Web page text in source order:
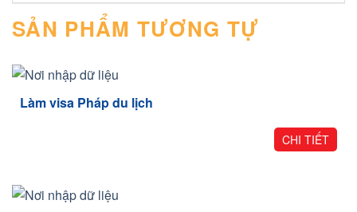
SẢN PHẨM TƯƠNG TỰ
Làm visa Pháp du lịch
CHI TIẾT